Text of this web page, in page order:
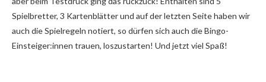
Spielbretter, 3 Kartenblätter und auf der letzten Seite haben wir
auch die Spielregeln notiert, so dürfen sich auch die Bingo-
Einsteiger:innen trauen, loszustarten! Und jetzt viel Spaß!